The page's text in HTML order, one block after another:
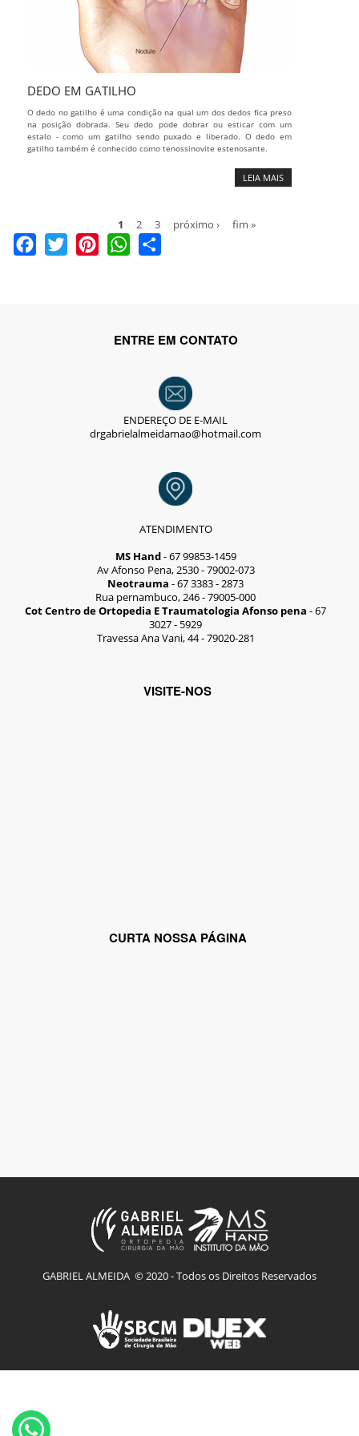
DEDO EM GATILHO
O dedo no gatilho é uma condição na qual um dos dedos fica preso
na posição dobrada. Seu dedo pode dobrar ou esticar com um
estalo - como um gatilho sendo puxado e liberado. O dedo em
gatilho também é conhecido como tenossinovite estenosante.
LEIA MAIS
1 2 3 próximo › fim »
Facebook
Twitter PinterestWhatsApp
ENTRE EM CONTATO
ENDEREÇO DE E-MAIL
drgabrielalmeidamao@hotmail.com
ATENDIMENTO
MS Hand- 67 99853-1459
Av Afonso Pena, 2530 - 79002-073
Neotrauma - 67 3383 - 2873
Rua pernambuco, 246 - 79005-000
Cot Centro de Ortopedia E Traumatologia Afonso pena - 67
3027 - 5929
Travessa Ana Vani, 44 - 79020-281
VISITE-NOS
CURTA NOSSA PÁGINA
GABRIEL ALMEIDA © 2020 - Todos os Direitos Reservados